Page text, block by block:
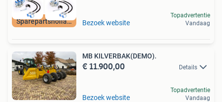
Sparepartsholland Bezoek website
Topadvertentie
Vandaag
MB KILVERBAK(DEMO).
€ 11.900,00 Details
Bezoek website
Topadvertentie
Vandaag